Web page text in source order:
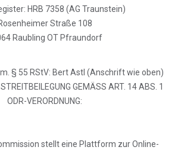
HRB 7358 (AG Traunstein)
Straße 108
Raubling OT Pfraundorf
§ 55 RStV: Bert Astl (Anschrift wie oben)
GEMÄSS ART. 14 ABS. 1
ODR-VERORDNUNG:
stellt eine Plattform zur Online-